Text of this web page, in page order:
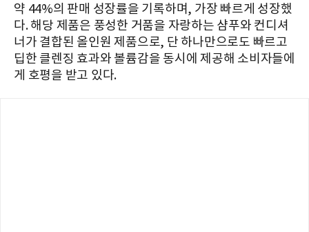
약 44%의 판매 성장률을 기록하며, 가장 빠르게 성장했
다. 해당 제품은 풍성한 거품을 자랑하는 샴푸와 컨디셔
너가 결합된 올인원 제품으로, 단 하나만으로도 빠르고
딥한 클렌징 효과와 볼륨감을 동시에 제공해 소비자들에
게 호평을 받고 있다.